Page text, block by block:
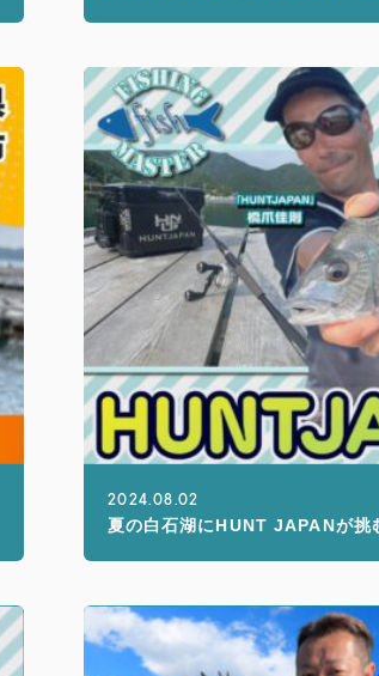
2024.08.02
夏の白石湖にHUNT JAPANが挑